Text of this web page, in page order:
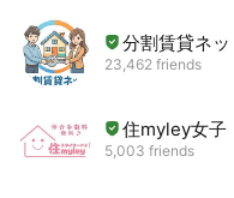
分割賃貸ネッ
23,462 friends
住myley女子
5,003 friends